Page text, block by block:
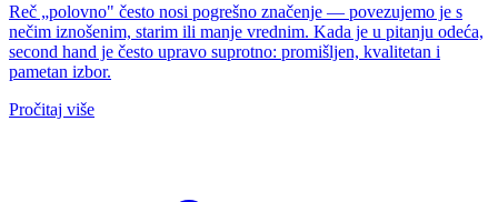
Reč „polovno" često nosi pogrešno značenje — povezujemo je s
nečim iznošenim, starim ili manje vrednim. Kada je u pitanju odeća,
second hand je često upravo suprotno: promišljen, kvalitetan i
pametan izbor.
Pročitaj više